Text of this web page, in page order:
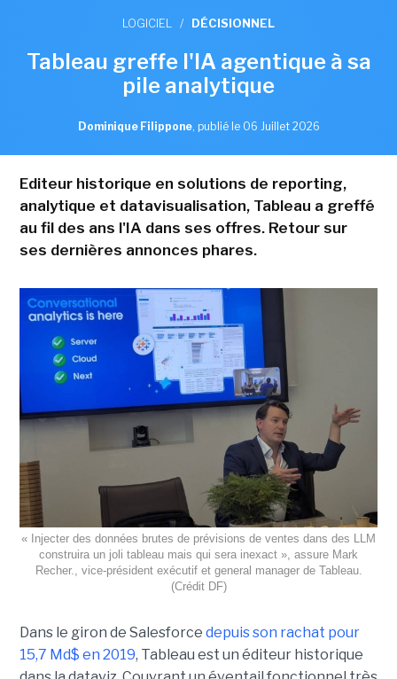
LOGICIEL / DÉCISIONNEL
Tableau greffe l'IA agentique à sa
pile analytique
Dominique Filippone, publié le 06 Juillet 2026
Editeur historique en solutions de reporting,
analytique et datavisualisation, Tableau a greffé
au fil des ans l'IA dans ses offres. Retour sur
ses dernières annonces phares.
« Injecter des données brutes de prévisions de ventes dans des LLM
construira un joli tableau mais qui sera inexact », assure Mark
Recher., vice-président exécutif et general manager de Tableau.
(Crédit DF)
Dans le giron de Salesforce depuis son rachat pour
15,7 Md$ en 2019, Tableau est un éditeur historique